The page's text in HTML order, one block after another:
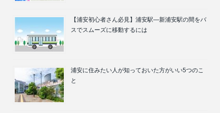
【浦安初心者さん必見】浦安駅―新浦安駅の間をバ
スでスムーズに移動するには
浦安に住みたい人が知っておいた方がいい5つのこ
と